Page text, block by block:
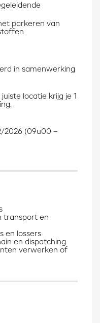
parkeren van
in samenwerking
locatie krijg je 1
2026 (09u00 –
transport en
en lossers
en dispatching
verwerken of